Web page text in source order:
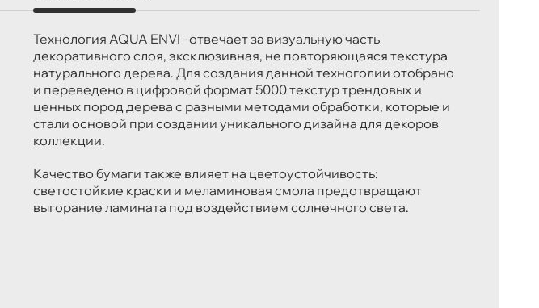
Технология AQUA ENVI - отвечает за визуальную часть
декоративного слоя, эксклюзивная, не повторяющаяся текстура
натурального дерева. Для создания данной техноголии отобрано
и переведено в цифровой формат 5000 текстур трендовых и
ценных пород дерева с разными методами обработки, которые и
стали основой при создании уникального дизайна для декоров
коллекции.
Качество бумаги также влияет на цветоустойчивость:
светостойкие краски и меламиновая смола предотвращают
выгорание ламината под воздействием солнечного света.